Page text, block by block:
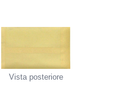
Vista posteriore